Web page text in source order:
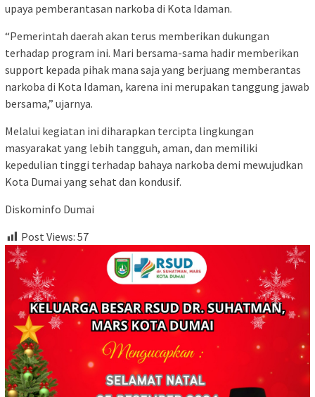
upaya pemberantasan narkoba di Kota Idaman.
“Pemerintah daerah akan terus memberikan dukungan
terhadap program ini. Mari bersama-sama hadir memberikan
support kepada pihak mana saja yang berjuang memberantas
narkoba di Kota Idaman, karena ini merupakan tanggung jawab
bersama,” ujarnya.
Melalui kegiatan ini diharapkan tercipta lingkungan
masyarakat yang lebih tangguh, aman, dan memiliki
kepedulian tinggi terhadap bahaya narkoba demi mewujudkan
Kota Dumai yang sehat dan kondusif.
Diskominfo Dumai
Post Views: 57